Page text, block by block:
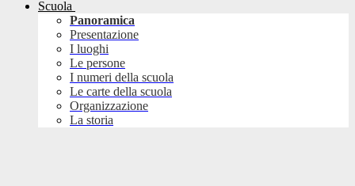
Scuola
Panoramica
Presentazione
I luoghi
Le persone
I numeri della scuola
Le carte della scuola
Organizzazione
La storia